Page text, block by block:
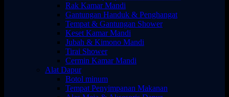
Rak Kamar Mandi
Gantungan Handuk & Penghangat
Tempat & Gantungan Shower
Keset Kamar Mandi
Jubah & Kimono Mandi
Tirai Shower
Cermin Kamar Mandi
Alat Dapur
Botol minum
Tempat Penyimpanan Makanan